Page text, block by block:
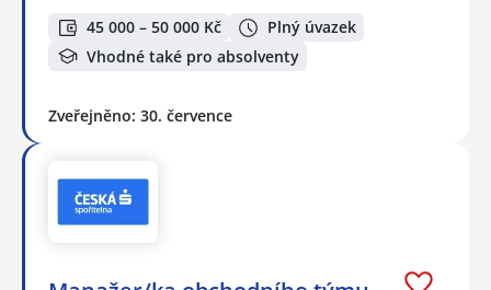
45 000 – 50 000 Kč
Plný úvazek
Vhodné také pro absolventy
Zveřejněno: 30. července